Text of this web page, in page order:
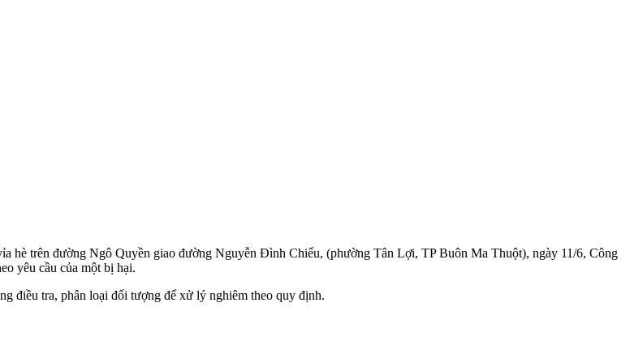
hè trên đường Ngô Quyền giao đường Nguyễn Đình Chiểu, (phường Tân Lợi, TP Buôn Ma Thuột), ngày 11/6, Công
yêu cầu của một bị hại.
điều tra, phân loại đối tượng để xử lý nghiêm theo quy định.